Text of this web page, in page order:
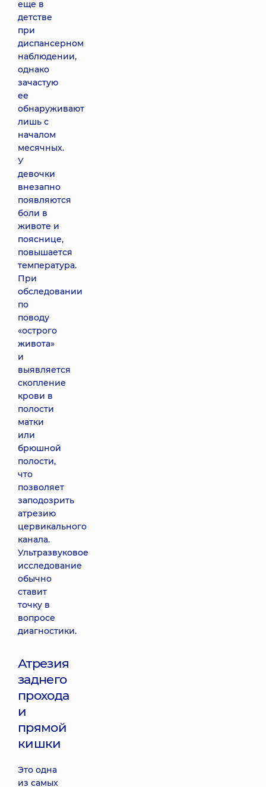
еще в
детстве
при
диспансерном
наблюдении,
однако
зачастую
ее
обнаруживают
лишь с
началом
месячных.
У
девочки
внезапно
появляются
боли в
животе и
пояснице,
повышается
температура.
При
обследовании
по
поводу
«острого
живота»
и
выявляется
скопление
крови в
полости
матки
или
брюшной
полости,
что
позволяет
заподозрить
атрезию
цервикального
канала.
Ультразвуковое
исследование
обычно
ставит
точку в
вопросе
диагностики.
Атрезия
заднего
прохода
и
прямой
кишки
Это одна
из самых